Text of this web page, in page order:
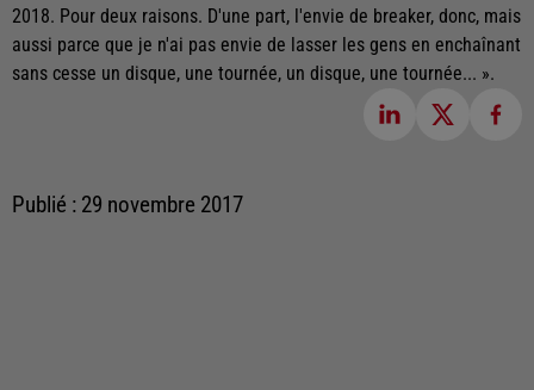
2018. Pour deux raisons. D'une part, l'envie de breaker, donc, mais
aussi parce que je n'ai pas envie de lasser les gens en enchaînant
sans cesse un disque, une tournée, un disque, une tournée... ».
Publié : 29 novembre 2017